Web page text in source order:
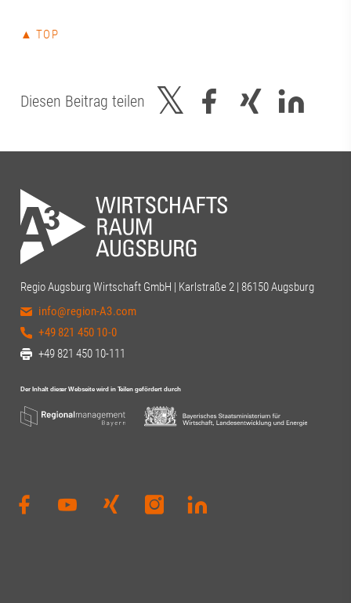
▲ TOP
Diesen Beitrag teilen
Regio Augsburg Wirtschaft GmbH | Karlstraße 2 | 86150 Augsburg
info@region-A3.com
+49 821 450 10-0
+49 821 450 10-111